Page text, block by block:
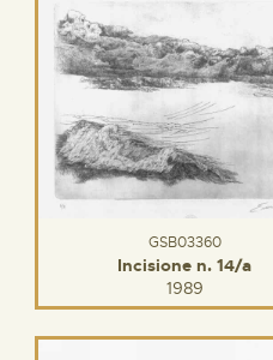
GSB03360
Incisione n. 14/a
1989